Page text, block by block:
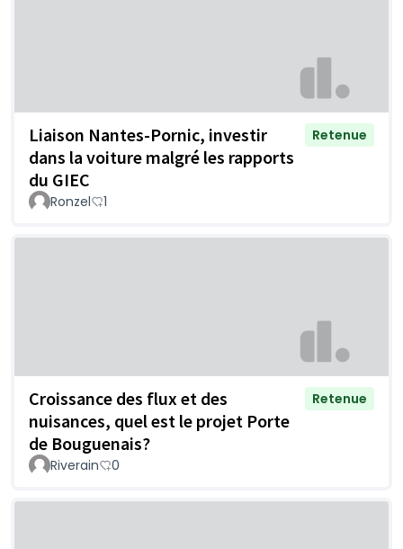
Liaison Nantes-Pornic, investir
dans la voiture malgré les rapports
du GIEC
Retenue
Ronzel 1
Croissance des flux et des
nuisances, quel est le projet Porte
de Bouguenais?
Retenue
Riverain 0